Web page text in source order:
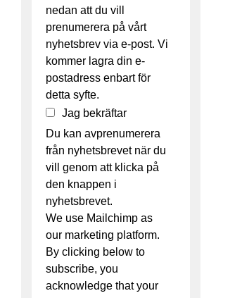
nedan att du vill
prenumerera på vårt
nyhetsbrev via e-post. Vi
kommer lagra din e-
postadress enbart för
detta syfte.
Jag bekräftar
Du kan avprenumerera
från nyhetsbrevet när du
vill genom att klicka på
den knappen i
nyhetsbrevet.
We use Mailchimp as
our marketing platform.
By clicking below to
subscribe, you
acknowledge that your